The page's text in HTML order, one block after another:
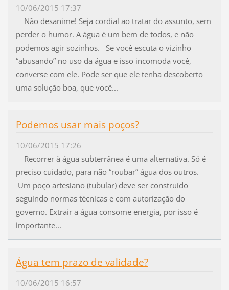
10/06/2015 17:37
Não desanime! Seja cordial ao tratar do assunto, sem
perder o humor. A água é um bem de todos, e não
podemos agir sozinhos. Se você escuta o vizinho
“abusando” no uso da água e isso incomoda você,
converse com ele. Pode ser que ele tenha descoberto
uma solução boa, que você...
Podemos usar mais poços?
10/06/2015 17:26
Recorrer à água subterrânea é uma alternativa. Só é
preciso cuidado, para não “roubar” água dos outros.
Um poço artesiano (tubular) deve ser construído
seguindo normas técnicas e com autorização do
governo. Extrair a água consome energia, por isso é
importante...
Água tem prazo de validade?
10/06/2015 16:57